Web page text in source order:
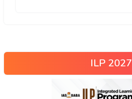
ILP 2027